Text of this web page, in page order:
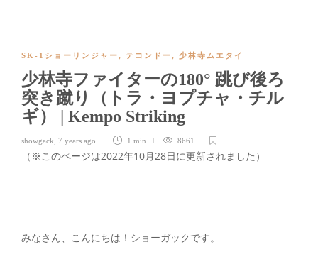
SK-1ショーリンジャー, テコンドー, 少林寺ムエタイ
少林寺ファイターの180° 跳び後ろ
突き蹴り（トラ・ヨプチャ・チル
ギ） | Kempo Striking
showgack 7 years ago 1 min 8661
（※このページは2022年10月28日に更新されました）
みなさん、こんにちは！ショーガックです。